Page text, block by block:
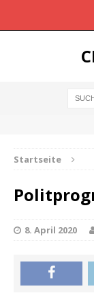
Startseite
8. April 2020